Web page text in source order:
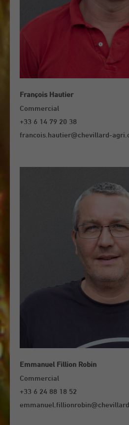
François Hautier
Commercial
+33 6 14 79 20 38
francois.hautier@chevillard-
Emmanuel Fillion Robin
Commercial
+33 6 24 88 18 52